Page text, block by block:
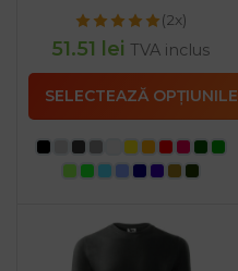
(2x)
51.51 lei TVA inclus
SELECTEAZĂ OPȚIUNILE